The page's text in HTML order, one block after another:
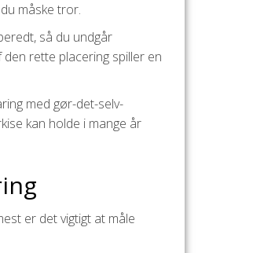
måske tror.
så du undgår
rette placering spiller en
med gør-det-selv-
kan holde i mange år
er det vigtigt at måle